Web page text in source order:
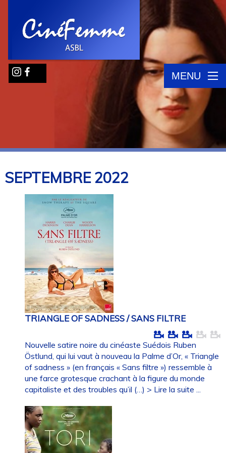
MENU
SEPTEMBRE2022
TRIANGLE OF SADNESS / SANS FILTRE
Nouvelle satire noire du cinéaste Suédois Ruben
Östlund, qui lui vaut à nouveau la Palme d’Or, « Triangle
of sadness » (en français « Sans filtre ») ressemble à
une farce grotesque crachant à la figure du monde
capitaliste et des troubles qu’il (…) > Lire la suite ...